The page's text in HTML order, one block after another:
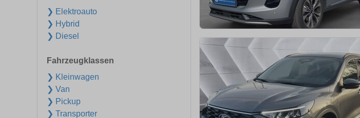
❯ Elektroauto
❯ Hybrid
❯ Diesel
Fahrzeugklassen
❯ Kleinwagen
❯ Van
❯ Pickup
❯ Transporter